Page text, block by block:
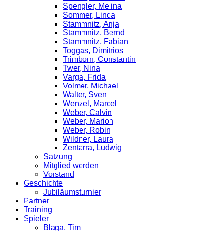
Spengler, Melina
Sommer, Linda
Stammnitz, Anja
Stammnitz, Bernd
Stammnitz, Fabian
Toggas, Dimitrios
Trimborn, Constantin
Twer, Nina
Varga, Frida
Volmer, Michael
Walter, Sven
Wenzel, Marcel
Weber, Calvin
Weber, Marion
Weber, Robin
Wildner, Laura
Zentarra, Ludwig
Satzung
Mitglied werden
Vorstand
Geschichte
Jubiläumsturnier
Partner
Training
Spieler
Blaga, Tim